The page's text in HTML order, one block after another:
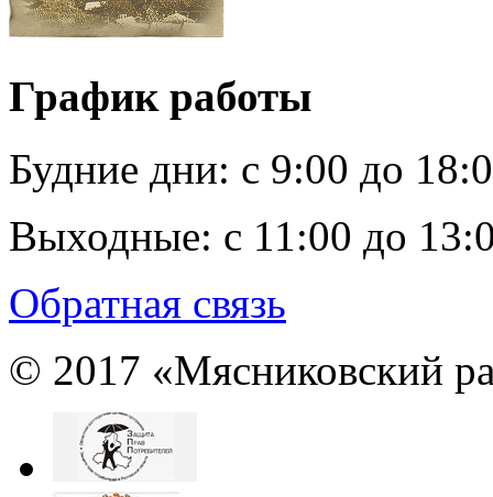
График работы
Будние дни: c 9:00 до
Выходные: с 11:00 до
Обратная связь
© 2017 «Мясниковский